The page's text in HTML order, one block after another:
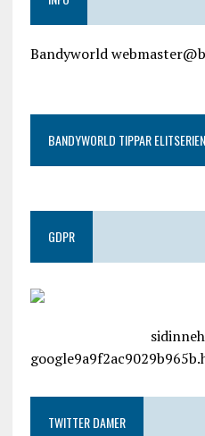
Bandyworld
BANDYWORLD TIPPAR
GDPR
TWITTER DAMER